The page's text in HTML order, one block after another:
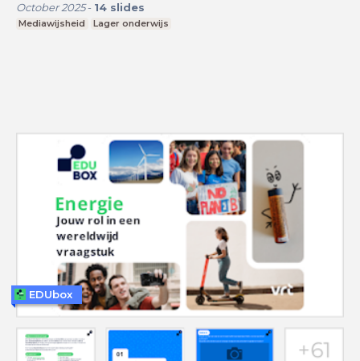
October 2025- 14 slides
Mediawijsheid Lager onderwijs
EDUbox